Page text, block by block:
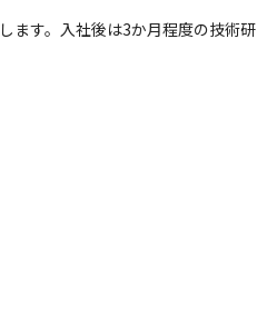
いただけます。
ます。入社後は3か月程度の技術研